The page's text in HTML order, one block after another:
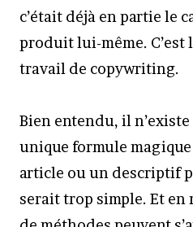
c’était déjà en partie le
produit lui-même. C’est
travail de copywriting.
Bien entendu, il
unique formule
article ou un descriptif
serait trop simple. Et